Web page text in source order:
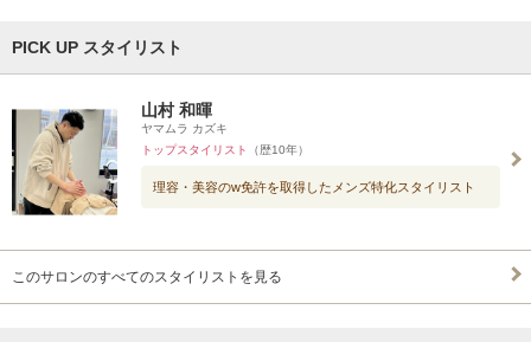
PICK UP スタイリスト
山村 和暉
ヤマムラ カズキ
トップスタイリスト
（歴10年）
理容・美容のw免許を取得したメンズ特化スタイリスト
このサロンのすべてのスタイリストを見る